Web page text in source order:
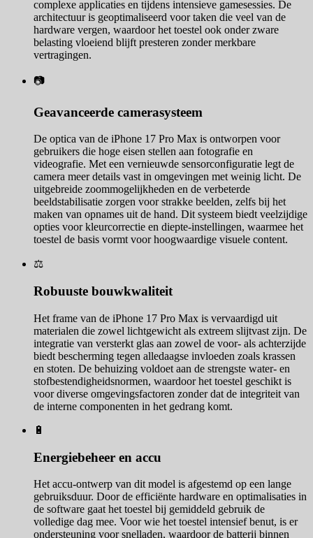
complexe applicaties en tijdens intensieve gamesessies. De
architectuur is geoptimaliseerd voor taken die veel van de
hardware vergen, waardoor het toestel ook onder zware
belasting vloeiend blijft presteren zonder merkbare
vertragingen.
📷
Geavanceerde camerasysteem
De optica van de iPhone 17 Pro Max is ontworpen voor
gebruikers die hoge eisen stellen aan fotografie en
videografie. Met een vernieuwde sensorconfiguratie legt de
camera meer details vast in omgevingen met weinig licht. De
uitgebreide zoommogelijkheden en de verbeterde
beeldstabilisatie zorgen voor strakke beelden, zelfs bij het
maken van opnames uit de hand. Dit systeem biedt veelzijdige
opties voor kleurcorrectie en diepte-instellingen, waarmee het
toestel de basis vormt voor hoogwaardige visuele content.
⚖️
Robuuste bouwkwaliteit
Het frame van de iPhone 17 Pro Max is vervaardigd uit
materialen die zowel lichtgewicht als extreem slijtvast zijn. De
integratie van versterkt glas aan zowel de voor- als achterzijde
biedt bescherming tegen alledaagse invloeden zoals krassen
en stoten. De behuizing voldoet aan de strengste water- en
stofbestendigheidsnormen, waardoor het toestel geschikt is
voor diverse omgevingsfactoren zonder dat de integriteit van
de interne componenten in het gedrang komt.
🔋
Energiebeheer en accu
Het accu-ontwerp van dit model is afgestemd op een lange
gebruiksduur. Door de efficiënte hardware en optimalisaties in
de software gaat het toestel bij gemiddeld gebruik de
volledige dag mee. Voor wie het toestel intensief benut, is er
ondersteuning voor snelladen, waardoor de batterij binnen